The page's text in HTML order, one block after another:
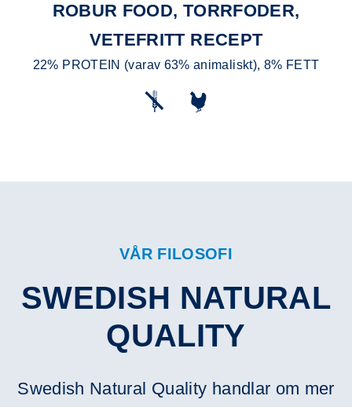
ROBUR FOOD, TORRFODER,
VETEFRITT RECEPT
22% PROTEIN (varav 63% animaliskt), 8% FETT
VÅR FILOSOFI
SWEDISH NATURAL
QUALITY
Swedish Natural Quality handlar om mer